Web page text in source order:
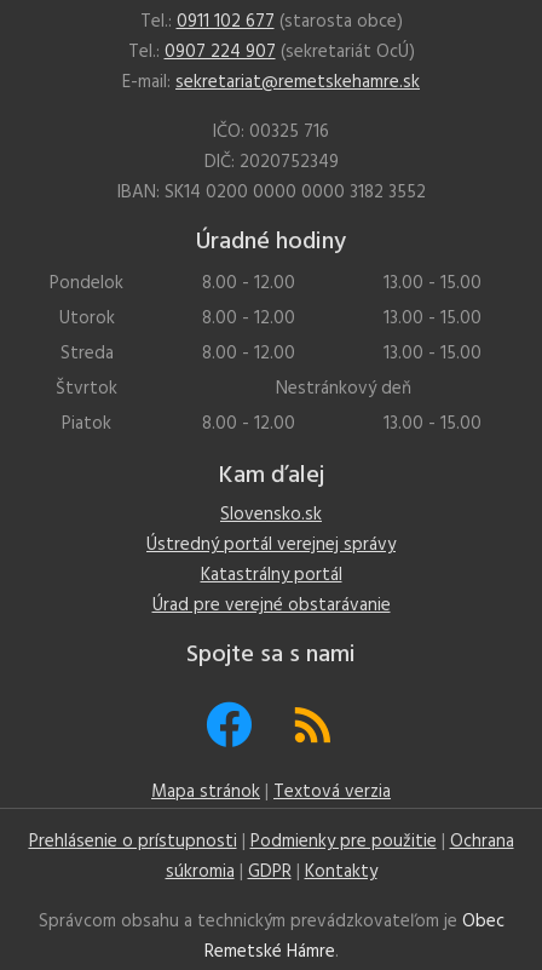
Tel.:0911 102 677(starosta obce)
Tel.:0907 224 907(sekretariát OcÚ)
E-mail: sekretariat@remetskehamre.sk
IČO: 00325 716
DIČ: 2020752349
IBAN: SK14 0200 0000 0000 3182 3552
Úradné hodiny
Pondelok 8.00 - 12.00
13.00 - 15.00
Utorok
8.00 - 12.00
13.00 - 15.00
Streda
8.00 - 12.00
13.00 - 15.00
Štvrtok
Nestránkový deň
Piatok
8.00 - 12.00 13.00 - 15.00
Kam ďalej
Slovensko.sk
Ústredný portál verejnej správy
Katastrálny portál
Úrad pre verejné obstarávanie
Spojte sa s nami
Mapa stránok | Textová verzia
Prehlásenie o prístupnosti|Podmienky pre použitie|Ochrana
súkromia|GDPR|Kontakty
Správcom obsahu a technickým prevádzkovateľom je Obec
Remetské Hámre.